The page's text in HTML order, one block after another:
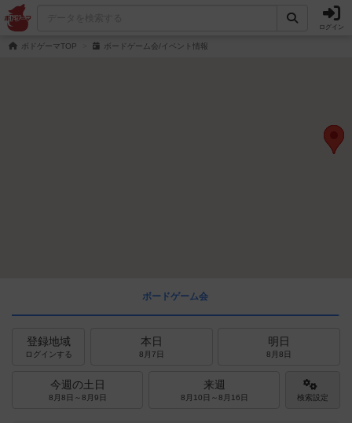
ログイン
ボドゲーマTOP ボードゲーム会/イベント情報
ボードゲーム会
登録地域
ログインする
本日
8月7日
明日
8月8日
今週の土日
8月8日～8月9日
来週
8月10日～8月16日 検索設定